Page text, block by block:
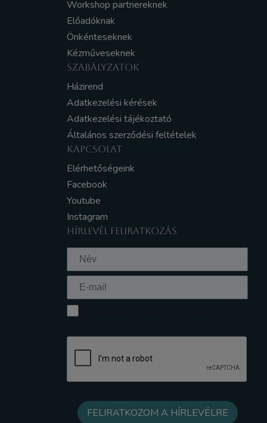
Workshop partnereknek
Előadóknak
Önkénteseknek
Kézműveseknek
SZABÁLYZATOK
Házirend
Adatkezelési kérések
Adatkezelési tájékoztató
Általános szerződési feltételek
KAPCSOLAT
Elérhetőségeink
Facebook
Youtube
Instagram
HÍRLEVÉL FELIRATKOZÁS